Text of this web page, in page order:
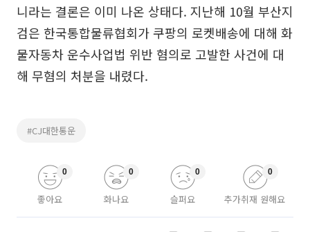
니라는 결론은 이미 나온 상태다. 지난해 10월 부산지
검은 한국통합물류협회가 쿠팡의 로켓배송에 대해 화
물자동차 운수사업법 위반 혐의로 고발한 사건에 대
해 무혐의 처분을 내렸다.
#CJ대한통운
좋아요
0
화나요
0
슬퍼요
0
추가취재 원해요
0